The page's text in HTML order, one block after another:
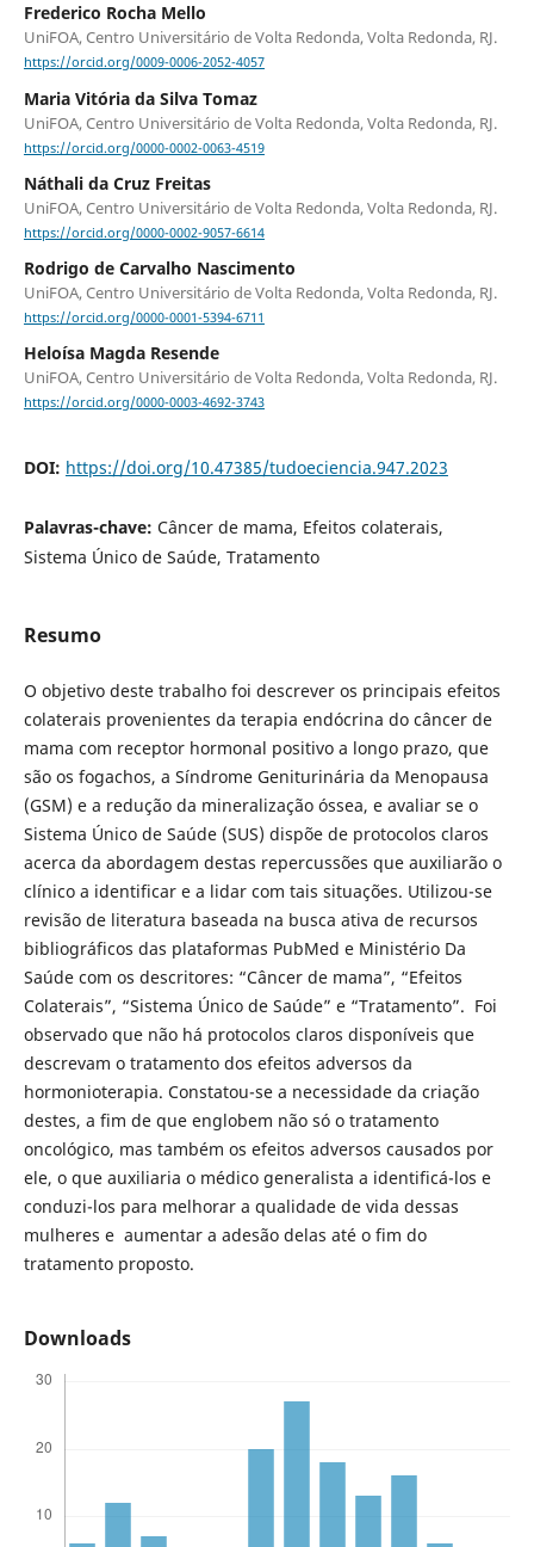
Frederico Rocha Mello
UniFOA, Centro Universitário de Volta Redonda, Volta Redonda, RJ.
https://orcid.org/0009-0006-2052-4057
Maria Vitória da Silva Tomaz
UniFOA, Centro Universitário de Volta Redonda, Volta Redonda, RJ.
https://orcid.org/0000-0002-0063-4519
Náthali da Cruz Freitas
UniFOA, Centro Universitário de Volta Redonda, Volta Redonda, RJ.
https://orcid.org/0000-0002-9057-6614
Rodrigo de Carvalho Nascimento
UniFOA, Centro Universitário de Volta Redonda, Volta Redonda, RJ.
https://orcid.org/0000-0001-5394-6711
Heloísa Magda Resende
UniFOA, Centro Universitário de Volta Redonda, Volta Redonda, RJ.
https://orcid.org/0000-0003-4692-3743
DOI: https://doi.org/10.47385/tudoeciencia.947.2023
Palavras-chave: Câncer de mama, Efeitos colaterais,
Sistema Único de Saúde, Tratamento
Resumo
O objetivo deste trabalho foi descrever os principais efeitos
colaterais provenientes da terapia endócrina do câncer de
mama com receptor hormonal positivo a longo prazo, que
são os fogachos, a Síndrome Geniturinária da Menopausa
(GSM) e a redução da mineralização óssea, e avaliar se o
Sistema Único de Saúde (SUS) dispõe de protocolos claros
acerca da abordagem destas repercussões que auxiliarão o
clínico a identificar e a lidar com tais situações. Utilizou-se
revisão de literatura baseada na busca ativa de recursos
bibliográficos das plataformas PubMed e Ministério Da
Saúde com os descritores: “Câncer de mama”, “Efeitos
Colaterais”, “Sistema Único de Saúde” e “Tratamento”. Foi
observado que não há protocolos claros disponíveis que
descrevam o tratamento dos efeitos adversos da
hormonioterapia. Constatou-se a necessidade da criação
destes, a fim de que englobem não só o tratamento
oncológico, mas também os efeitos adversos causados por
ele, o que auxiliaria o médico generalista a identificá-los e
conduzi-los para melhorar a qualidade de vida dessas
mulheres e aumentar a adesão delas até o fim do
tratamento proposto.
Downloads